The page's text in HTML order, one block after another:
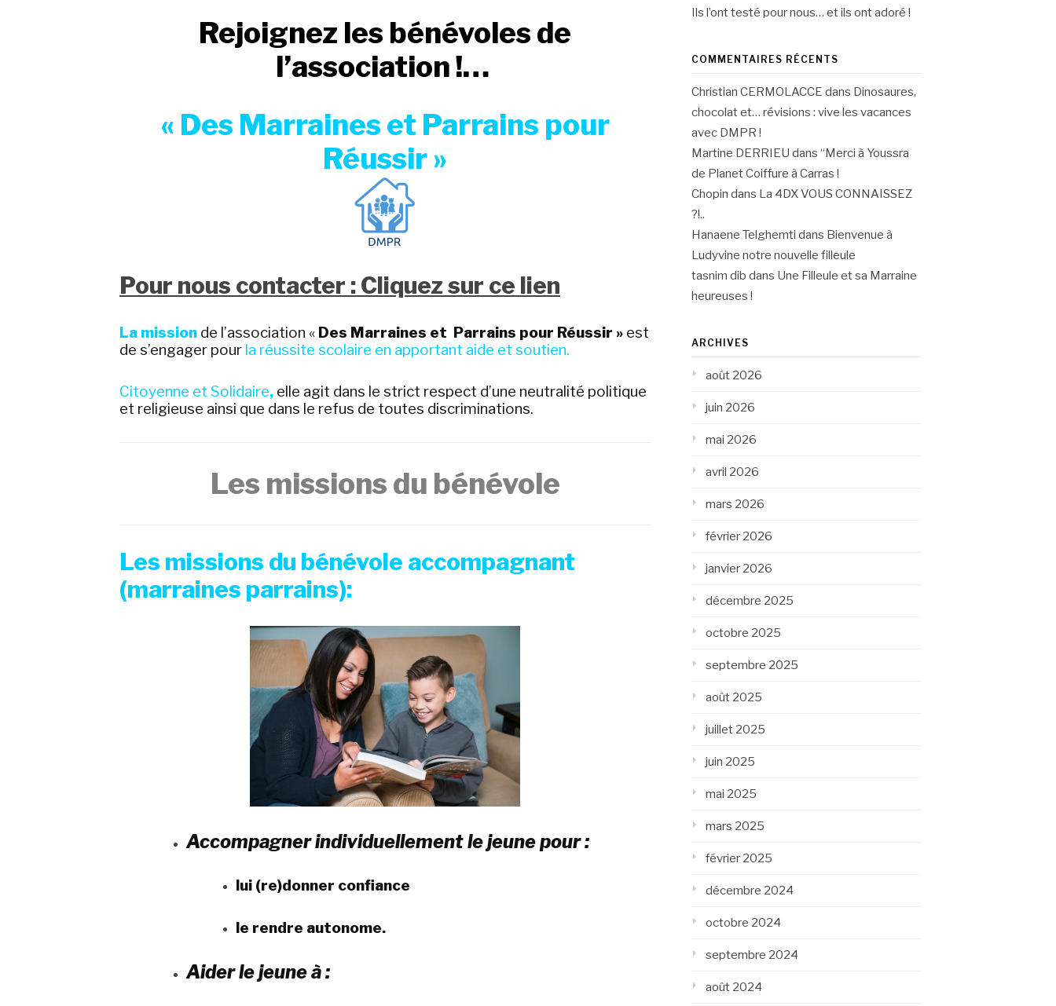
Rejoignez les bénévoles de
l’association !…
« Des Marraines et Parrains pour
Réussir »
Pour nous contacter : Cliquez sur ce lien
La mission de l’association « Des Marraines et Parrains pour Réussir » est
de s’engager pour la réussite scolaire en apportant aide et soutien.
Citoyenne et Solidaire, elle agit dans le strict respect d’une neutralité politique
et religieuse ainsi que dans le refus de toutes discriminations.
Les missions du bénévole
Les missions du bénévole accompagnant
(marraines parrains):
Accompagner individuellement le jeune pour :
lui (re)donner confiance
le rendre autonome.
Aider le jeune à :
Ils l’ont testé pour nous… et ils ont adoré !
COMMENTAIRES RÉCENTS
Christian CERMOLACCE dans Dinosaures,
chocolat et… révisions : vive les vacances
avec DMPR !
Martine DERRIEU dans “Merci à Youssra
de Planet Coiffure à Carras !
Chopin dans La 4DX VOUS CONNAISSEZ
?!..
Hanaene Telghemti dans Bienvenue à
Ludyvine notre nouvelle filleule
tasnim dib dans Une Filleule et sa Marraine
heureuses !
ARCHIVES
août 2026
juin 2026
mai 2026
avril 2026
mars 2026
février 2026
janvier 2026
décembre 2025
octobre 2025
septembre 2025
août 2025
juillet 2025
juin 2025
mai 2025
mars 2025
février 2025
décembre 2024
octobre 2024
septembre 2024
août 2024